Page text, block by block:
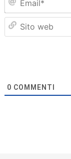
0 COMMENTI